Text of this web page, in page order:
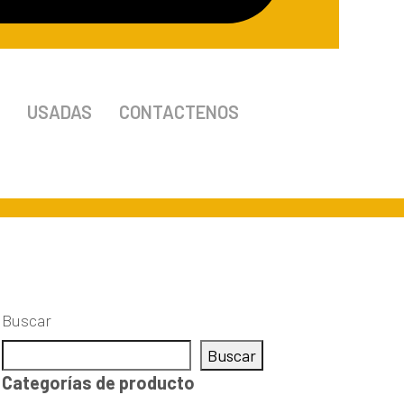
USADAS CONTACTENOS
Buscar
Buscar
Categorías de producto